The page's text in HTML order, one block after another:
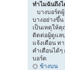
ทำไมฉันถึง
บางบอร์ด
บางอย่างขึ้
เป็นเหตุให้
ติดต่อผู้ดูแล
แจ้งเตือน ท
คำเตือนได้
บอร์ด
ข้างบน